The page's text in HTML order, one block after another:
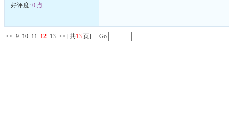
好评度: 0 点
<< 9 10 11 12 13 >> [共13 页] Go